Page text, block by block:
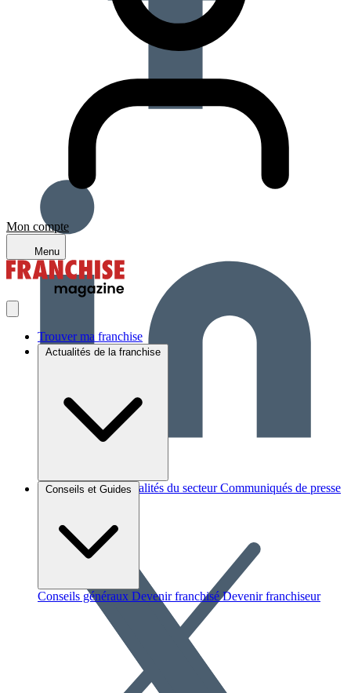
Mon compte
Menu
Trouver ma franchise
Actualités de la franchise
Brèves et actus Actualités du secteur Communiqués de presse
Conseils et Guides
Conseils généraux Devenir franchisé Devenir franchiseur